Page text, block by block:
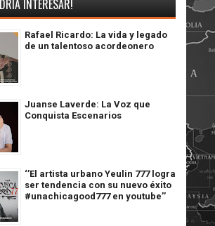
INTERESAR!
Rafael Ricardo: La vida y legado
de un talentoso acordeonero
Juanse Laverde: La Voz que
Conquista Escenarios
‘’El artista urbano Yeulin 777 logra
ser tendencia con su nuevo éxito
#unachicagood777 en youtube’’